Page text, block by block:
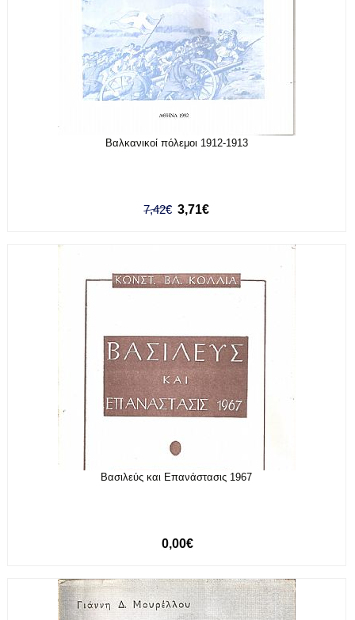
Βαλκανικοί πόλεμοι 1912-1913
7,42€ 3,71€
Βασιλεύς και Επανάστασις 1967
0,00€